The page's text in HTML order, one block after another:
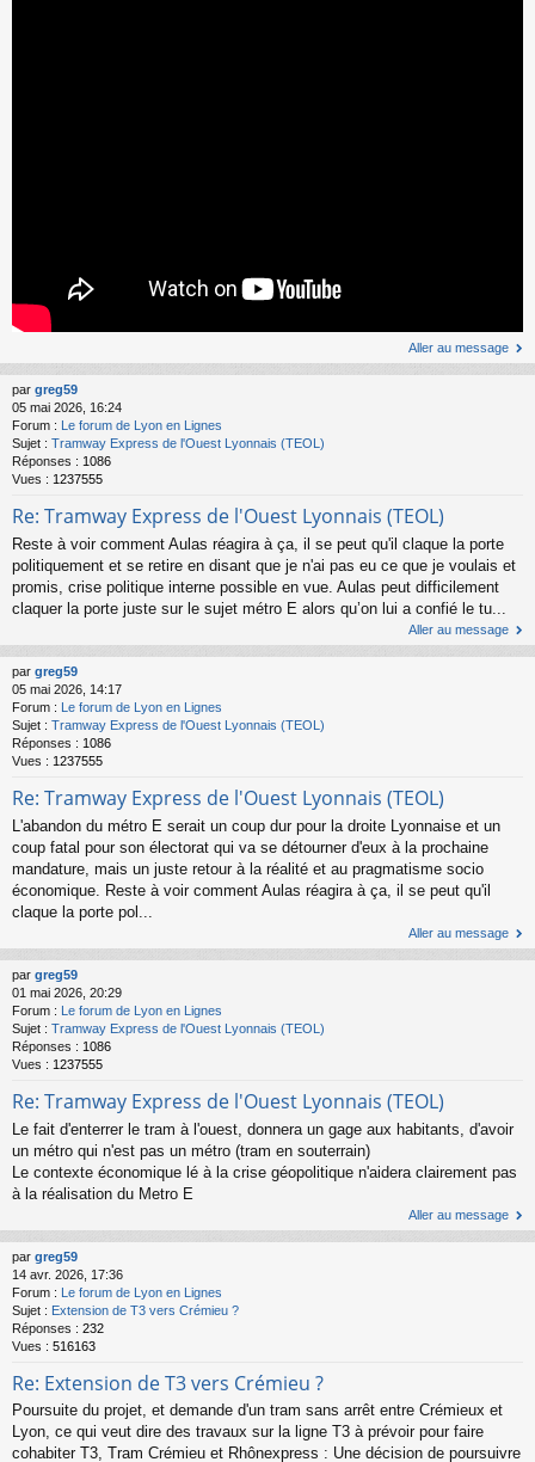
Aller au message
par greg59
05 mai 2026, 16:24
Forum :
Le forum de Lyon en Lignes
Sujet : Tramway Express de l'Ouest Lyonnais (TEOL)
Réponses : 1086
Vues : 1237555
Re: Tramway Express de l'Ouest Lyonnais (TEOL)
Reste à voir comment Aulas réagira à ça, il se peut qu'il claque la porte
politiquement et se retire en disant que je n'ai pas eu ce que je voulais et
promis, crise politique interne possible en vue. Aulas peut difficilement
claquer la porte juste sur le sujet métro E alors qu’on lui a confié le tu...
Aller au message
par greg59
05 mai 2026, 14:17
Forum : Le forum de Lyon en Lignes
Sujet : Tramway Express de l'Ouest Lyonnais (TEOL)
Réponses : 1086
Vues : 1237555
Re: Tramway Express de l'Ouest Lyonnais (TEOL)
L'abandon du métro E serait un coup dur pour la droite Lyonnaise et un
coup fatal pour son électorat qui va se détourner d'eux à la prochaine
mandature, mais un juste retour à la réalité et au pragmatisme socio
économique. Reste à voir comment Aulas réagira à ça, il se peut qu'il
claque la porte pol...
Aller au message
par greg59
01 mai 2026, 20:29
Forum : Le forum de Lyon en Lignes
Sujet : Tramway Express de l'Ouest Lyonnais (TEOL)
Réponses : 1086
Vues : 1237555
Re: Tramway Express de l'Ouest Lyonnais (TEOL)
Le fait d'enterrer le tram à l'ouest, donnera un gage aux habitants, d'avoir
un métro qui n'est pas un métro (tram en souterrain)
Le contexte économique lé à la crise géopolitique n'aidera clairement pas
à la réalisation du Metro E
Aller au message
par greg59
14 avr. 2026, 17:36
Forum : Le forum de Lyon en Lignes
Sujet : Extension de T3 vers Crémieu ?
Réponses : 232
Vues : 516163
Re: Extension de T3 vers Crémieu ?
Poursuite du projet, et demande d'un tram sans arrêt entre Crémieux et
Lyon, ce qui veut dire des travaux sur la ligne T3 à prévoir pour faire
cohabiter T3, Tram Crémieu et Rhônexpress : Une décision de poursuivre